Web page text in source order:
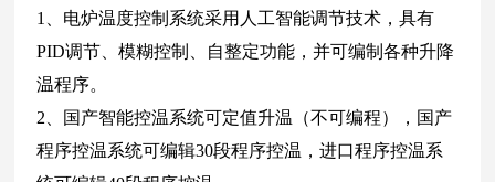
1、电炉温度控制系统采用人工智能调节技术，具有
PID调节、模糊控制、自整定功能，并可编制各种升降
温程序。
2、国产智能控温系统可定值升温（不可编程），国产
程序控温系统可编辑30段程序控温，进口程序控温系